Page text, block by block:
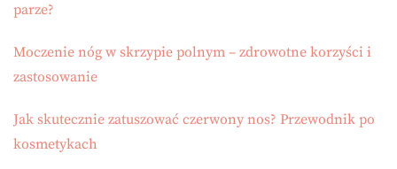
parze?
Moczenie nóg w skrzypie polnym – zdrowotne korzyści i
zastosowanie
Jak skutecznie zatuszować czerwony nos? Przewodnik po
kosmetykach